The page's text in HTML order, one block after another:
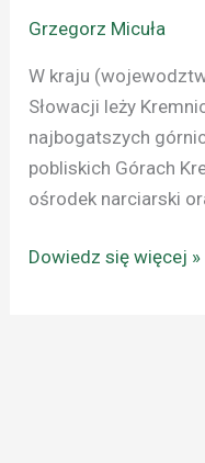
Grzegorz Micuła
W kraju
Słowacji leży
najbogatszych
pobliskich Górach
ośrodek narciarski
Dowiedz się więcej »